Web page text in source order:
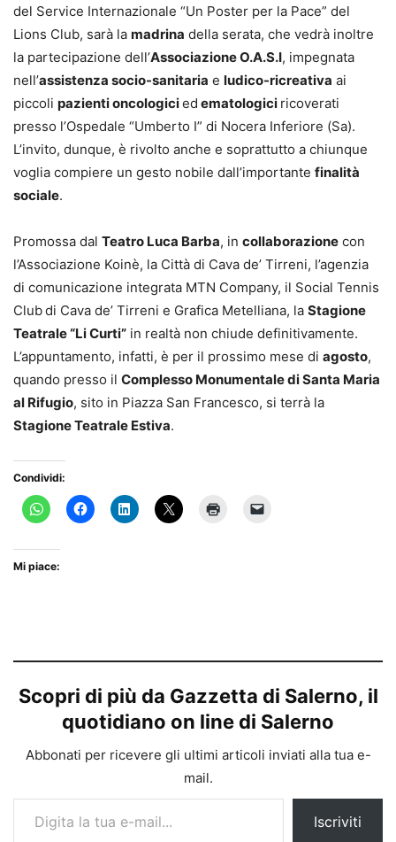
del Service Internazionale “Un Poster per la Pace” del
Lions Club, sarà la madrina della serata, che vedrà inoltre
la partecipazione dell’Associazione O.A.S.I, impegnata
nell’assistenza socio-sanitaria e ludico-ricreativa ai
piccoli pazienti oncologicied ematologici ricoverati
presso l’Ospedale “Umberto I” di Nocera Inferiore (Sa).
L’invito, dunque, è rivolto anche e soprattutto a chiunque
voglia compiere un gesto nobile dall’importante finalità
sociale.
Promossa dal Teatro Luca Barba, in collaborazione con
l’Associazione Koinè, la Città di Cava de’ Tirreni, l’agenzia
di comunicazione integrata MTN Company, il Social Tennis
Clubdi Cava de’ Tirreni e Grafica Metelliana, la Stagione
Teatrale“Li Curti” in realtà non chiude definitivamente.
L’appuntamento, infatti, è per il prossimo mese di agosto,
quando presso il Complesso Monumentale di Santa Maria
al Rifugio, sito in Piazza San Francesco, si terrà la
Stagione Teatrale Estiva.
Condividi:
Mi piace:
Scopri di più da Gazzetta di Salerno, il
quotidiano on line di Salerno
Abbonati per ricevere gli ultimi articoli inviati alla tua e-
mail.
Digita la tua e-mail...
Iscriviti